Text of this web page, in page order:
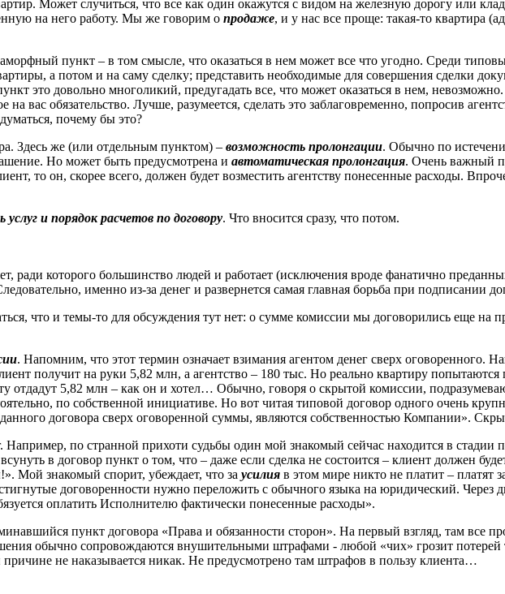
Может случиться, что все как один окажутся с видом на железную дорогу или
на него работу. Мы же говорим о продаже, и у нас все проще: такая-то квартира
пункт – в том смысле, что оказаться в нем может все что угодно. Среди
а потом и на саму сделку; представить необходимые для совершения сделки
это довольно многоликий, предугадать все, что может оказаться в нем,
на вас обязательство. Лучше, разумеется, сделать это заблаговременно, попросив
почему бы это?
Здесь же (или отдельным пунктом) – возможность пролонгации. Обычно по
Но может быть предусмотрена и автоматическая пролонгация. Очень важный
то он, скорее всего, должен будет возместить агентству понесенные расходы.
и порядок расчетов по договору. Что вносится сразу, что потом.
ради которого большинство людей и работает (исключения вроде фанатично
именно из-за денег и развернется самая главная борьба при подписании
что и темы-то для обсуждения тут нет: о сумме комиссии мы договорились еще на
. Напомним, что этот термин означает взимания агентом денег сверх оговоренного.
получит на руки 5,82 млн, а агентство – 180 тыс. Но реально квартиру
отдадут 5,82 млн – как он и хотел… Обычно, говоря о скрытой комиссии,
по собственной инициативе. Но вот читая типовой договор одного очень
договора сверх оговоренной суммы, являются собственностью Компании».
Например, по странной прихоти судьбы один мой знакомый сейчас находится в стадии
в договор пункт о том, что – даже если сделка не состоится – клиент должен
Мой знакомый спорит, убеждает, что за усилия в этом мире никто не платит – платят
договоренности нужно переложить с обычного языка на юридический. Через
оплатить Исполнителю фактически понесенные расходы».
пункт договора «Права и обязанности сторон». На первый взгляд, там все
обычно сопровождаются внушительными штрафами - любой «чих» грозит
причине не наказывается никак. Не предусмотрено там штрафов в пользу клиента…